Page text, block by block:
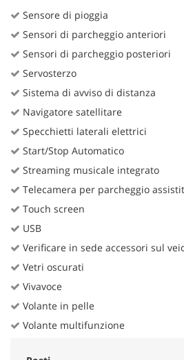
Sensore di pioggia
Sensori di parcheggio anteriori
Sensori di parcheggio posteriori
Servosterzo
Sistema di avviso di distanza
Navigatore satellitare
Specchietti laterali elettrici
Start/Stop Automatico
Streaming musicale integrato
Telecamera per parcheggio
Touch screen
USB
Verificare in sede accessori sul
Vetri oscurati
Vivavoce
Volante in pelle
Volante multifunzione